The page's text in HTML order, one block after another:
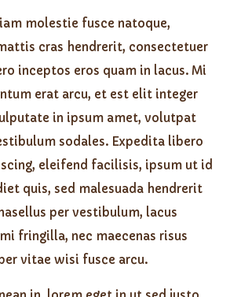
molestie fusce natoque,
cras hendrerit, consectetuer
inceptos eros quam in lacus. Mi
erat arcu, et est elit integer
in ipsum amet, volutpat
sodales. Expedita libero
eleifend facilisis, ipsum ut id
quis, sed malesuada hendrerit
per vestibulum, lacus
fringilla, nec maecenas risus
vitae wisi fusce arcu.